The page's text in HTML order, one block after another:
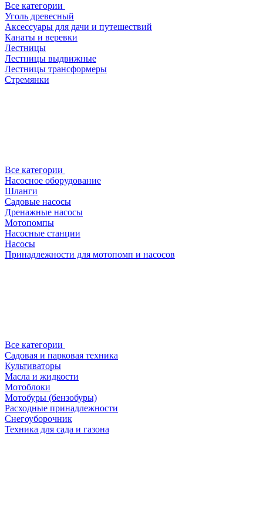
Все категории
Уголь древесный
Аксессуары для дачи и путешествий
Канаты и веревки
Лестницы
Лестницы выдвижные
Лестницы трансформеры
Стремянки
Все категории
Насосное оборудование
Шланги
Садовые насосы
Дренажные насосы
Мотопомпы
Насосные станции
Насосы
Принадлежности для мотопомп и насосов
Все категории
Садовая и парковая техника
Культиваторы
Масла и жидкости
Мотоблоки
Мотобуры (бензобуры)
Расходные принадлежности
Снегоуборочник
Техника для сада и газона